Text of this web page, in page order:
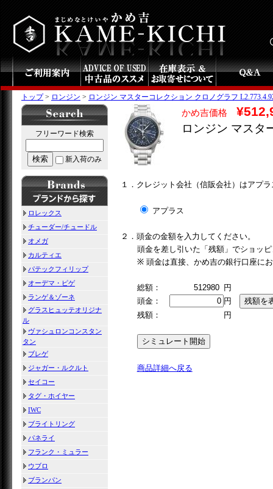
トップ > ロンジン > ロンジン マスターコレクション クロノグラフ
フリーワード検索
検索 新入荷のみ
ロレックス
チューダー/チュードル
オメガ
カルティエ
パテックフィリップ
オーデマ・ピゲ
ランゲ＆ゾーネ
グラスヒュッテオリジナ
ル
ヴァシュロンコンスタン
タン
ブレゲ
ジャガー・ルクルト
セイコー
タグ・ホイヤー
IWC
ブライトリング
パネライ
フランク・ミュラー
ウブロ
ブランパン
かめ吉価格
ロンジン マスタ
１．クレジット会社（信販会社）はアプ
アプラス
２．頭金の金額を入力してください。
頭金を差し引いた「残額」でショッ
※ 頭金は直接、かめ吉の銀行口座に
総額： 512980 円
頭金：
円
残額：
円
商品詳細へ戻る